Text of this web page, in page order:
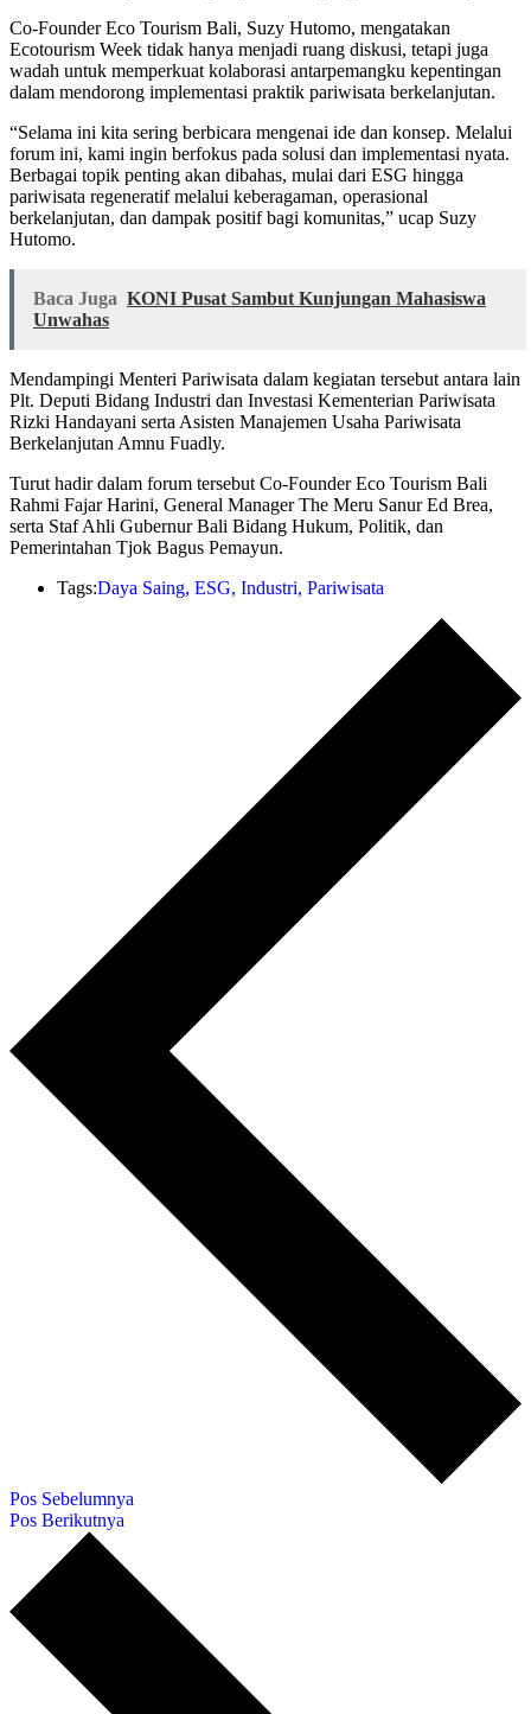
Co-Founder Eco Tourism Bali, Suzy Hutomo, mengatakan
Ecotourism Week tidak hanya menjadi ruang diskusi, tetapi juga
wadah untuk memperkuat kolaborasi antarpemangku kepentingan
dalam mendorong implementasi praktik pariwisata berkelanjutan.
“Selama ini kita sering berbicara mengenai ide dan konsep. Melalui
forum ini, kami ingin berfokus pada solusi dan implementasi nyata.
Berbagai topik penting akan dibahas, mulai dari ESG hingga
pariwisata regeneratif melalui keberagaman, operasional
berkelanjutan, dan dampak positif bagi komunitas,” ucap Suzy
Hutomo.
Baca Juga KONI Pusat Sambut Kunjungan Mahasiswa
Unwahas
Mendampingi Menteri Pariwisata dalam kegiatan tersebut antara lain
Plt. Deputi Bidang Industri dan Investasi Kementerian Pariwisata
Rizki Handayani serta Asisten Manajemen Usaha Pariwisata
Berkelanjutan Amnu Fuadly.
Turut hadir dalam forum tersebut Co-Founder Eco Tourism Bali
Rahmi Fajar Harini, General Manager The Meru Sanur Ed Brea,
serta Staf Ahli Gubernur Bali Bidang Hukum, Politik, dan
Pemerintahan Tjok Bagus Pemayun.
Tags:Daya Saing, ESG, Industri, Pariwisata
Pos Sebelumnya
Pos Berikutnya